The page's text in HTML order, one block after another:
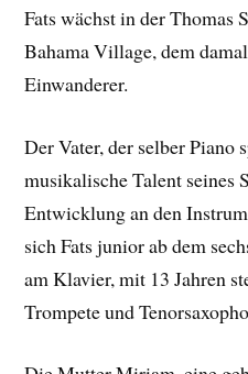
Fats wächst in der Thomas
Bahama Village, dem
Einwanderer.
Der Vater, der selber Piano
musikalische Talent seines
Entwicklung an den
sich Fats junior ab dem
am Klavier, mit 13 Jahren
Trompete und